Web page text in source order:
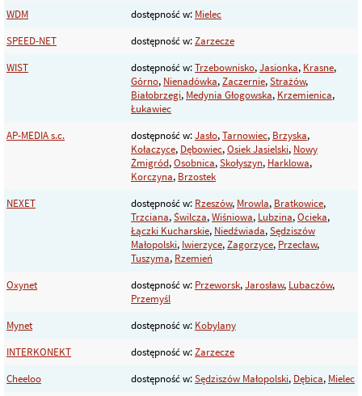
WDM dostępność w: Mielec
SPEED-NET
dostępność w:Zarzecze
WIST
dostępność w:Trzebownisko,Jasionka, Krasne,
Górno, Nienadówka,Zaczernie,Strażów,
Białobrzegi, Medynia Głogowska, Krzemienica,
Łukawiec
AP-MEDIA s.c.
dostępność w:Jasło,Tarnowiec, Brzyska,
Kołaczyce, Dębowiec,Osiek Jasielski, Nowy
Żmigród,Osobnica,Skołyszyn, Harklowa,
Korczyna, Brzostek
NEXET
dostępność w: Rzeszów, Mrowla, Bratkowice,
Trzciana,Świlcza,Wiśniowa, Lubzina,Ocieka,
Łączki Kucharskie, Niedźwiada,Sędziszów
Małopolski, Iwierzyce,Zagorzyce, Przecław,
Tuszyma, Rzemień
Oxynet
dostępność w: Przeworsk,Jarosław, Lubaczów,
Przemyśl
Mynet
dostępność w: Kobylany
INTERKONEKT
dostępność w:Zarzecze
Cheeloo
dostępność w:Sędziszów Małopolski, Dębica, Mielec